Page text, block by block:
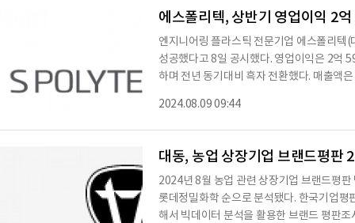
항해할 수 있는 내빙 설계기술도 적용된다
에스폴리텍, 상반기 영업이익 2억
엔지니어링 플라스틱 전문기업 에스폴리텍
성공했다고 8일 공시했다. 영업이익은 2억
하며 전년 동기대비 흑자 전환했다. 매출액
C(Polycarbonate, 폴리카보네이트
산메틸) 시트 및 필름을 제조·판매하고 있
이어 올해
2024.08.09 09:44
대동, 농업 상장기업 브랜드평
2024년 8월 농업 관련 상장기업 브랜드평
롯데정밀화학 순으로 분석됐다.​ 한국기업
해서 빅데이터 분석을 활용한 브랜드 평판